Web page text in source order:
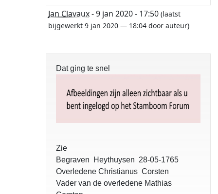
Jan Clavaux- 9 jan 2020 - 17:50 (laatst
bijgewerkt 9 jan 2020 — 18:04 door auteur)
Dat ging te snel
Zie
Begraven Heythuysen 28-05-1765
Overledene Christianus Corsten
Vader van de overledene Mathias